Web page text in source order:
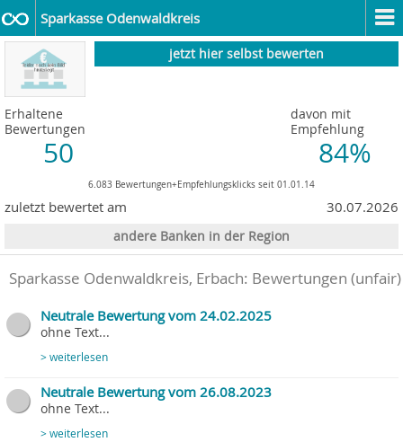
Sparkasse Odenwaldkreis
jetzt hier selbst bewerten
Erhaltene
Bewertungen
50
davon mit
Empfehlung
84%
6.083 Bewertungen+Empfehlungsklicks seit 01.01.14
zuletzt bewertet am 30.07.2026
andere Banken in der Region
Sparkasse Odenwaldkreis, Erbach: Bewertungen (unfair)
Neutrale Bewertung vom 24.02.2025
ohne Text...
> weiterlesen
Neutrale Bewertung vom 26.08.2023
ohne Text...
> weiterlesen